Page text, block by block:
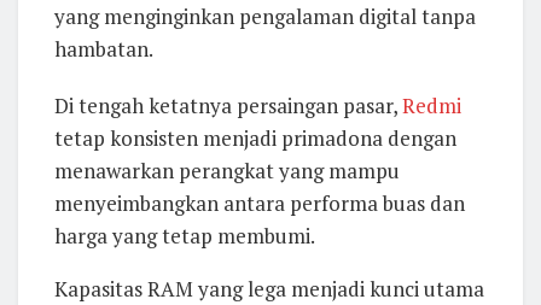
yang menginginkan pengalaman digital tanpa
hambatan.
Di tengah ketatnya persaingan pasar,Redmi
tetap konsisten menjadi primadona dengan
menawarkan perangkat yang mampu
menyeimbangkan antara performa buas dan
harga yang tetap membumi.
Kapasitas RAM yang lega menjadi kunci utama